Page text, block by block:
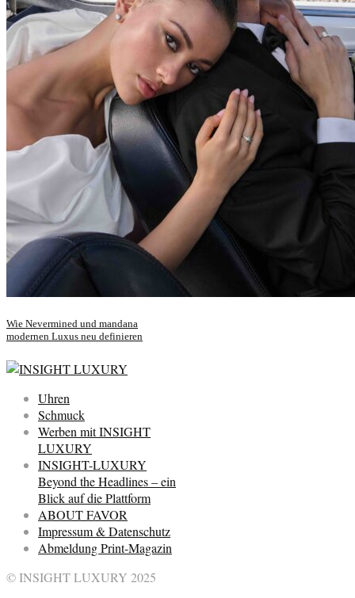
Wie Nevermined und mandana
modernen Luxus neu definieren
Uhren
Schmuck
Werben mit INSIGHT
LUXURY
INSIGHT-LUXURY
Beyond the Headlines – ein
Blick auf die Plattform
ABOUT FAVOR
Impressum & Datenschutz
Abmeldung Print-Magazin
© INSIGHT LUXURY 2025